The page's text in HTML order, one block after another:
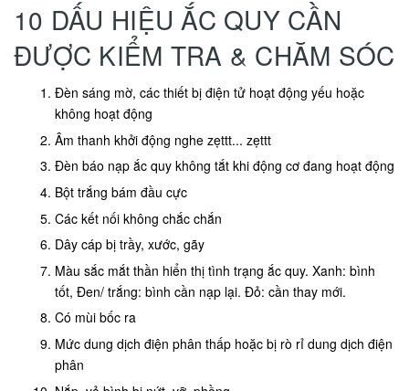
10 DẤU HIỆU ẮC QUY CẦN
ĐƯỢC KIỂM TRA & CHĂM SÓC
Đèn sáng mờ, các thiết bị điện tử hoạt động yếu hoặc
không hoạt động
Âm thanh khởi động nghe zẹttt... zẹttt
Đèn báo nạp ắc quy không tắt khi động cơ đang hoạt động
Bột trắng bám đầu cực
Các kết nối không chắc chắn
Dây cáp bị trầy, xước, gãy
Màu sắc mắt thần hiển thị tình trạng ắc quy. Xanh: bình
tốt, Đen/ trắng: bình cần nạp lại. Đỏ: cần thay mới.
Có mùi bốc ra
Mức dung dịch điện phân thấp hoặc bị rò rỉ dung dịch điện
phân